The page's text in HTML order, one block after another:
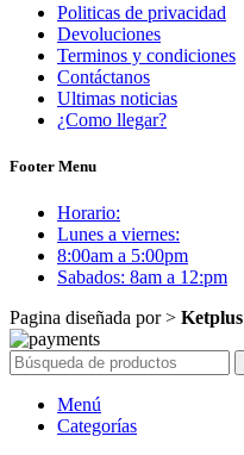
Politicas de privacidad
Devoluciones
Terminos y condiciones
Contáctanos
Ultimas noticias
¿Como llegar?
Footer Menu
Horario:
Lunes a viernes:
8:00am a 5:00pm
Sabados: 8am a 12:pm
Pagina diseñada por > Ketplus
Menú
Categorías